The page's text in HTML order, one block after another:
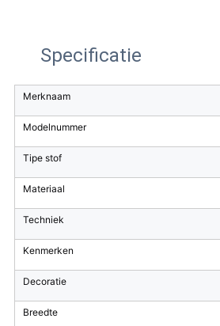
Specificatie
Merknaam
Modelnummer
Tipe stof
Materiaal
Techniek
Kenmerken
Decoratie
Breedte